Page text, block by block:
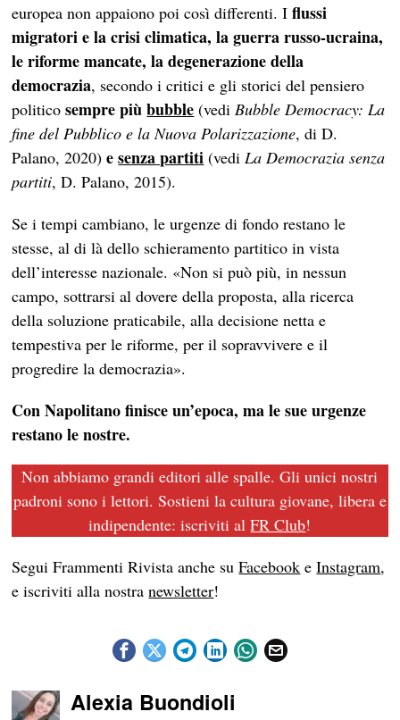
europea non appaiono poi così differenti. Iflussi
migratori e la crisi climatica, la guerra russo-ucraina,
le riforme mancate, la degenerazione della
democrazia, secondo i critici e gli storici del pensiero
politico sempre piùbubble (vediBubble Democracy: La
fine del Pubblico e la Nuova Polarizzazione, di D.
Palano, 2020)esenza partiti (vediLa Democrazia senza
partiti, D. Palano, 2015).
Se i tempi cambiano, le urgenze di fondo restano le
stesse, al di là dello schieramento partitico in vista
dell’interesse nazionale. «Non si può più, in nessun
campo, sottrarsi al dovere della proposta, alla ricerca
della soluzione praticabile, alla decisione netta e
tempestiva per le riforme, per il sopravvivere e il
progredire la democrazia».
Con Napolitano finisce un’epoca, ma le sue urgenze
restano le nostre.
Non abbiamo grandi editori alle spalle. Gli unici nostri
padroni sono i lettori. Sostieni la cultura giovane, libera e
indipendente: iscriviti alFR Club!
Segui Frammenti Rivista anche suFacebook eInstagram,
e iscriviti alla nostranewsletter!
Alexia Buondioli